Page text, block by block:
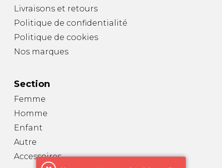
Livraisons et retours
Politique de confidentialité
Politique de cookies
Nos marques
Section
Femme
Homme
Enfant
Autre
Accessoires